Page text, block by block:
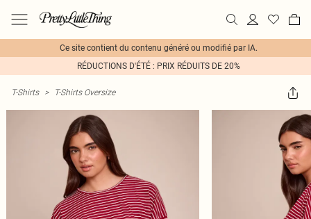
Ce site contient du contenu généré ou modifié par IA.
RÉDUCTIONS D'ÉTÉ : PRIX RÉDUITS DE 20%
T-Shirts > T-Shirts Oversize